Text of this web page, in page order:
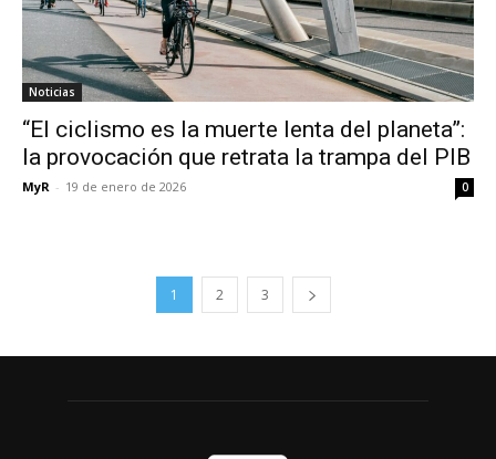
Noticias
“El ciclismo es la muerte lenta del planeta”:
la provocación que retrata la trampa del PIB
MyR - 19 de enero de 2026 0
1 2 3